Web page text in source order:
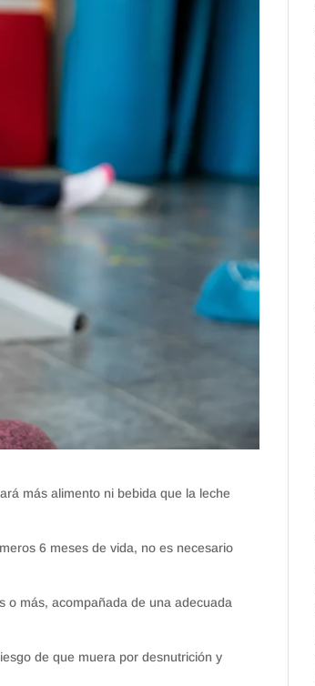
más alimento ni bebida que la leche
6 meses de vida, no es necesario
o más, acompañada de una adecuada
de que muera por desnutrición y